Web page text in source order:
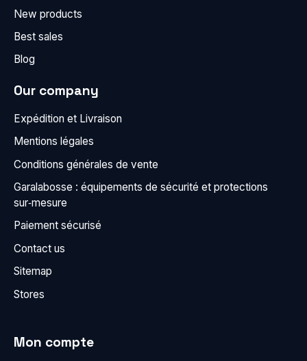
New products
Best sales
Blog
Our company
Expédition et Livraison
Mentions légales
Conditions générales de vente
Garalabosse : équipements de sécurité et protections
sur‑mesure
Paiement sécurisé
Contact us
Sitemap
Stores
Mon compte